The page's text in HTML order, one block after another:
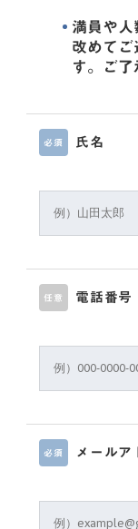
満員や人
改めてご
す。ご了
必須 氏名
任意 電話番号
必須 メールア